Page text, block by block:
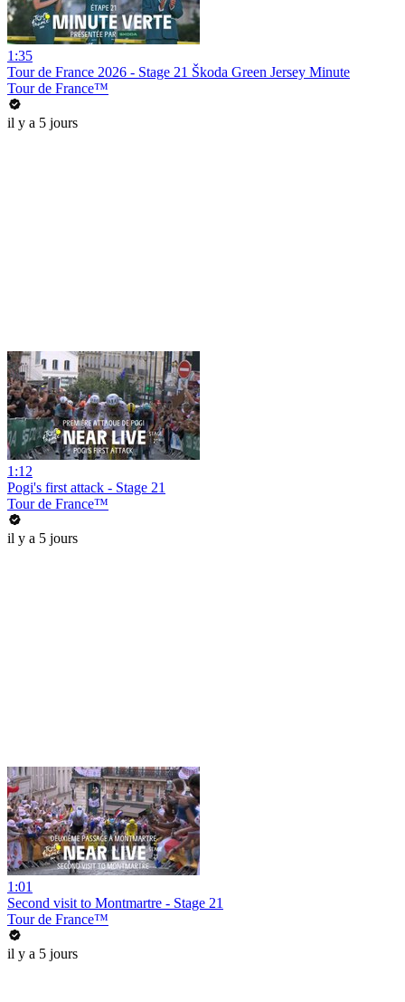
1:35
Tour de France 2026 - Stage 21 Škoda Green Jersey Minute
Tour de France™
il y a 5 jours
1:12
Pogi's first attack - Stage 21
Tour de France™
il y a 5 jours
1:01
Second visit to Montmartre - Stage 21
Tour de France™
il y a 5 jours